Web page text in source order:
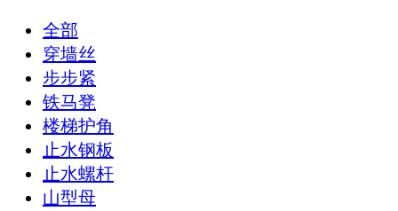
全部
穿墙丝
步步紧
铁马凳
楼梯护角
止水钢板
止水螺杆
山型母